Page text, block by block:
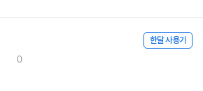
한달 사용기
0